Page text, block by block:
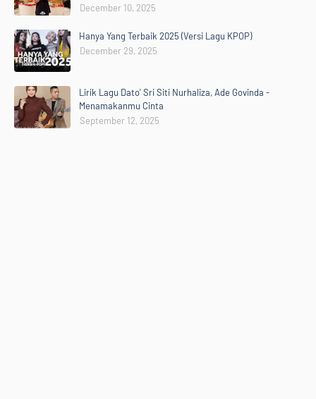
December 10, 2025
Hanya Yang Terbaik 2025 (Versi Lagu KPOP)
December 29, 2025
Lirik Lagu Dato' Sri Siti Nurhaliza, Ade Govinda -
Menamakanmu Cinta
September 12, 2025